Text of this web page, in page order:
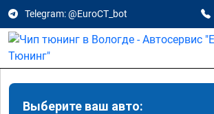
Telegram: @EuroCT_bot
Выберите ваш авто: